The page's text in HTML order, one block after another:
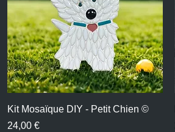
Aperçu rapide
Kit Mosaïque DIY - Petit Chien ©
Prix
24,00 €